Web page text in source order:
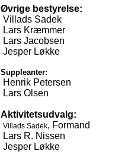
Øvrige bestyrelse:
Villads Sadek
Lars Kræmmer
Lars Jacobsen
Jesper Løkke
Suppleanter:
Henrik Petersen
Lars Olsen
Aktivitetsudvalg:
Villads Sadek, Formand
Lars R. Nissen
Jesper Løkke